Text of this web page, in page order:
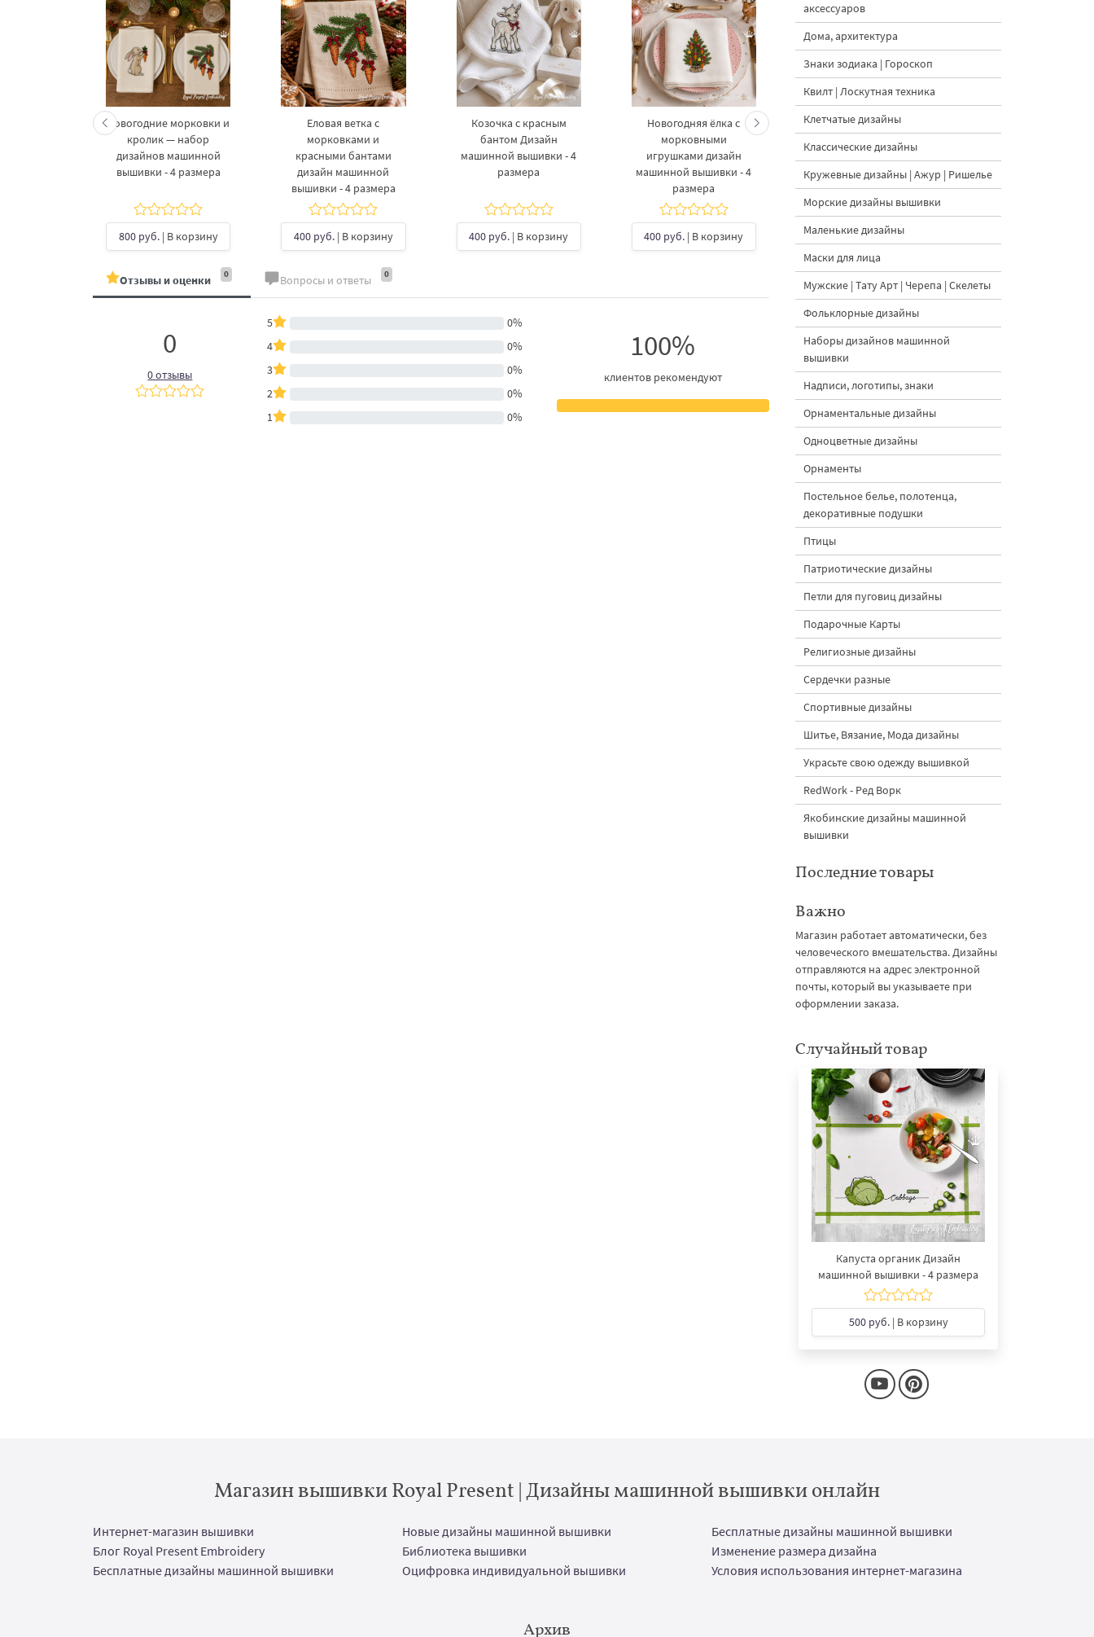
Новогодние морковки и
кролик — набор
дизайнов машинной
вышивки - 4 размера
800 руб.| В корзину
Еловая ветка с
морковками и
красными бантами
дизайн машинной
вышивки - 4 размера
400 руб.| В корзину
Козочка с красным
бантом Дизайн
машинной вышивки - 4
размера
400 руб. | В корзину
Новогодняя ёлка с
морковными
игрушками дизайн
машинной вышивки - 4
размера
400 руб. | В корзину
Кролик украшает ёлку
морковками дизайн
машинной вышивки - 3
размера
500 руб. | В корзину
вышивки - 3
Отзывы и оценки 0 Вопросы и ответы 0
0
0 отзывы
5
0%
4
0%
3
0%
2
0%
1
0%
100%
клиентов рекомендуют
аксессуаров
Дома, архитектура
Знаки зодиака | Гороскоп
Квилт | Лоскутная техника
Клетчатые дизайны
Классические дизайны
Кружевные дизайны | Ажур | Ришелье
Морские дизайны вышивки
Маленькие дизайны
Маски для лица
Мужские | Тату Арт | Черепа | Скелеты
Фольклорные дизайны
Наборы дизайнов машинной
вышивки
Надписи, логотипы, знаки
Орнаментальные дизайны
Одноцветные дизайны
Орнаменты
Постельное белье, полотенца,
декоративные подушки
Птицы
Патриотические дизайны
Петли для пуговиц дизайны
Подарочные Карты
Религиозные дизайны
Сердечки разные
Спортивные дизайны
Шитье, Вязание, Мода дизайны
Украсьте свою одежду вышивкой
RedWork - Ред Ворк
Якобинские дизайны машинной
вышивки
Последние товары
Важно
Магазин работает автоматически, без
человеческого вмешательства. Дизайны
отправляются на адрес электронной
почты, который вы указываете при
оформлении заказа.
Случайный товар
Капуста органик Дизайн
машинной вышивки - 4 размера
500 руб.| В корзину
Магазин вышивки Royal Present | Дизайны машинной вышивки онлайн
Интернет-магазин вышивки Новые дизайны машинной вышивки
Бесплатные дизайны машинной вышивки
Блог Royal Present Embroidery
Библиотека вышивки
Изменение размера дизайна
Бесплатные дизайны машинной вышивки
Оцифровка индивидуальной вышивки Условия использования интернет-магазина
Архив